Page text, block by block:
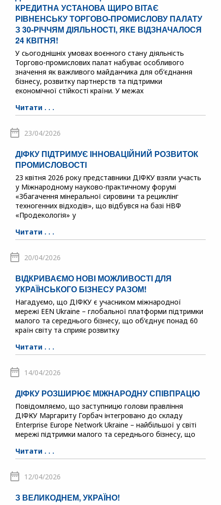
КРЕДИТНА УСТАНОВА ЩИРО ВІТАЄ
РІВНЕНСЬКУ ТОРГОВО-ПРОМИСЛОВУ ПАЛАТУ
З 30-РІЧЧЯМ ДІЯЛЬНОСТІ, ЯКЕ ВІДЗНАЧАЛОСЯ
24 КВІТНЯ!
У сьогоднішніх умовах воєнного стану діяльність
Торгово-промислових палат набуває особливого
значення як важливого майданчика для об’єднання
бізнесу, розвитку партнерств та підтримки
економічної стійкості країни. У межах
Читати . . .
23/04/2026
ДІФКУ ПІДТРИМУЄ ІННОВАЦІЙНИЙ РОЗВИТОК
ПРОМИСЛОВОСТІ
23 квітня 2026 року представники ДІФКУ взяли участь
у Міжнародному науково-практичному форумі
«Збагачення мінеральної сировини та рециклінг
техногенних відходів», що відбувся на базі НВФ
«Продекологія» у
Читати . . .
20/04/2026
ВІДКРИВАЄМО НОВІ МОЖЛИВОСТІ ДЛЯ
УКРАЇНСЬКОГО БІЗНЕСУ РАЗОМ!
Нагадуємо, що ДІФКУ є учасником міжнародної
мережі EEN Ukraine – глобальної платформи підтримки
малого та середнього бізнесу, що об’єднує понад 60
країн світу та сприяє розвитку
Читати . . .
14/04/2026
ДІФКУ РОЗШИРЮЄ МІЖНАРОДНУ СПІВПРАЦЮ
Повідомляємо, що заступницю голови правління
ДІФКУ Маргариту Горбач інтегровано до складу
Enterprise Europe Network Ukraine – найбільшої у світі
мережі підтримки малого та середнього бізнесу, що
Читати . . .
12/04/2026
З ВЕЛИКОДНЕМ, УКРАЇНО!